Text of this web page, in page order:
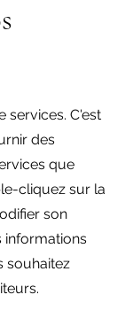
services. C'est
des
que
cliquez sur la
son
informations
souhaitez